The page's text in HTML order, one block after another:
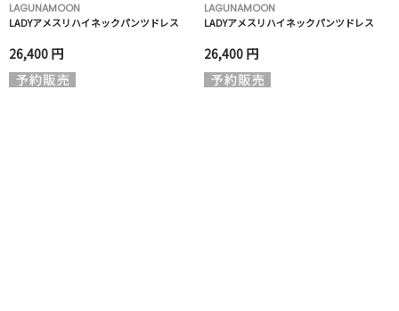
LAGUNAMOON
LADYアメスリハイネックパンツドレス
26,400 円
LAGUNAMOON
LADYアメスリハイネックパンツドレス
26,400 円